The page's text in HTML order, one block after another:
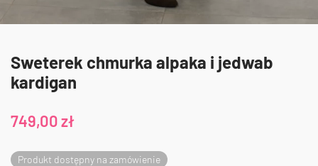
Sweterek chmurka alpaka i jedwab
kardigan
749,00zł
Produkt dostępny na zamówienie